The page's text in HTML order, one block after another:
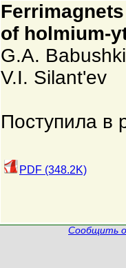
of holmium-
G.A.
V.I. Silant'ev
Поступила в
PDF (348.2K)
Сообщить о